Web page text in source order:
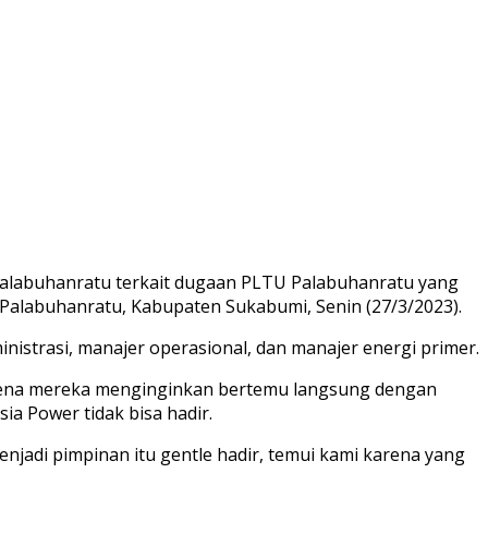
terkait dugaan PLTU Palabuhanratu yang
Kabupaten Sukabumi, Senin (27/3/2023).
manajer operasional, dan manajer energi primer.
mereka menginginkan bertemu langsung dengan
Power tidak bisa hadir.
pimpinan itu gentle hadir, temui kami karena yang